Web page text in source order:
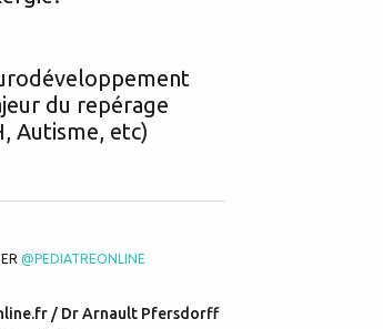
du repérage
Autisme, etc)
@PEDIATREONLINE
/ Dr Arnault Pfersdorff